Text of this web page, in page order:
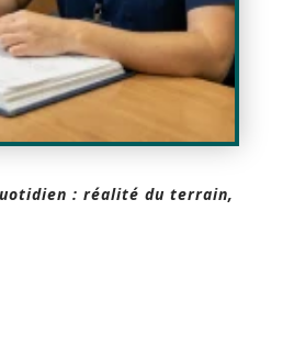
: réalité du terrain,